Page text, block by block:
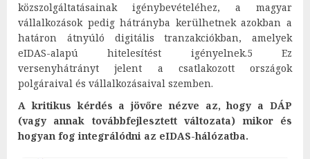
közszolgáltatásainak igénybevételéhez, a magyar
vállalkozások pedig hátrányba kerülhetnek azokban a
határon átnyúló digitális tranzakciókban, amelyek
eIDAS-alapú hitelesítést igényelnek.5 Ez
versenyhátrányt jelent a csatlakozott országok
polgáraival és vállalkozásaival szemben.
A kritikus kérdés a jövőre nézve az, hogy a DÁP
(vagy annak továbbfejlesztett változata) mikor és
hogyan fog integrálódni az eIDAS-hálózatba.